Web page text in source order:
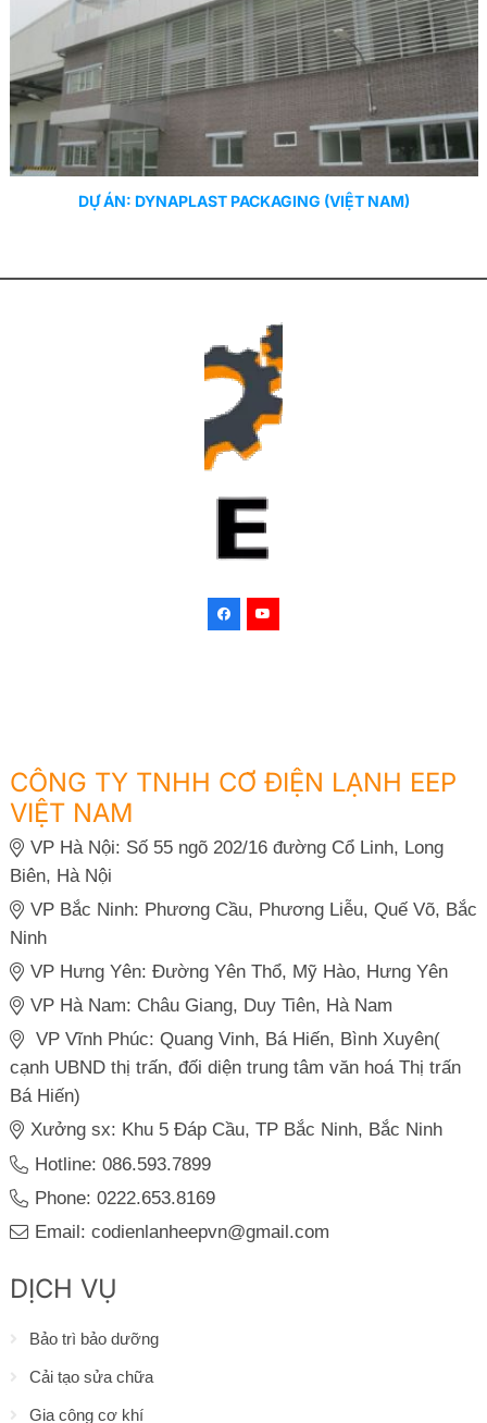
DỰ ÁN: DYNAPLAST PACKAGING (VIỆT NAM)
CÔNG TY TNHH CƠ ĐIỆN LẠNH EEP
VIỆT NAM
VP Hà Nội: Số 55 ngõ 202/16 đường Cổ Linh, Long
Biên, Hà Nội
VP Bắc Ninh: Phương Cầu, Phương Liễu, Quế Võ, Bắc
Ninh
VP Hưng Yên: Đường Yên Thổ, Mỹ Hào, Hưng Yên
VP Hà Nam: Châu Giang, Duy Tiên, Hà Nam
VP Vĩnh Phúc: Quang Vinh, Bá Hiến, Bình Xuyên(
cạnh UBND thị trấn, đối diện trung tâm văn hoá Thị trấn
Bá Hiến)
Xưởng sx: Khu 5 Đáp Cầu, TP Bắc Ninh, Bắc Ninh
Hotline: 086.593.7899
Phone: 0222.653.8169
Email: codienlanheepvn@gmail.com
DỊCH VỤ
Bảo trì bảo dưỡng
Cải tạo sửa chữa
Gia công cơ khí